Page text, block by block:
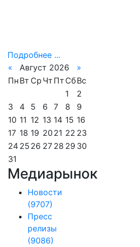
Подробнее ...
«
Август 2026
»
Пн Вт Ср Чт Пт СбВс
1
2
3
4 5 6 7 8
9
10 11 12 13 14 15 16
17 18 19 20 21 22 23
24 25 26 27 28 29 30
31
Медиарынок
Новости
(9707)
Пресс
релизы
(9086)